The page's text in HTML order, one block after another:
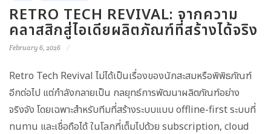
RETRO TECH REVIVAL: จากความ
คลาสสิกสู่ไอเดียผลิตภัณฑ์ที่สร้างได้จริง
February 6, 2026
Retro Tech Revival ไม่ได้เป็นเรื่องของนักสะสมหรือพิพิธภัณฑ์
อีกต่อไป แต่กำลังกลายเป็น กลยุทธ์การพัฒนาผลิตภัณฑ์อย่าง
จริงจัง โดยเฉพาะสำหรับทีมที่สร้างระบบแบบ offline-first ระบบที่
ทนทาน และเชื่อถือได้ ในโลกที่เต็มไปด้วย subscription, cloud